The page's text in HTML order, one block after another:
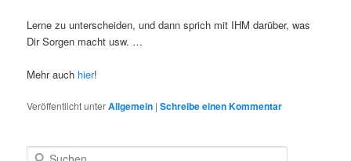
Lerne zu unterscheiden, und dann sprich mit IHM darüber, was
Dir Sorgen macht usw. …
Mehr auch hier!
Veröffentlicht unterAllgemein |Schreibe einen Kommentar